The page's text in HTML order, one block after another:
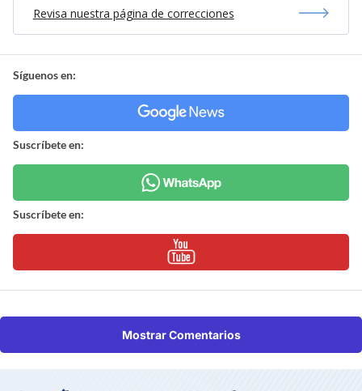
Revisa nuestra página de correcciones
Síguenos en:
Suscríbete en:
Suscríbete en:
Mostrar Comentarios